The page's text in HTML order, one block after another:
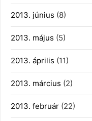
2013. június (8)
2013. május (5)
2013. április (11)
2013. március (2)
2013. február (22)